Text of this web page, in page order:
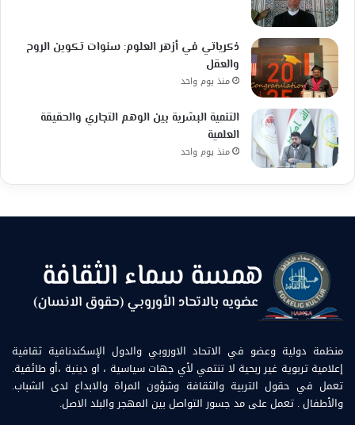
ذكرياتي في أزهر العلوم: سنوات تكوين الروح
والعقل
منذ يوم واحد
التنمية البشرية بين الوهم التجاري والحقيقة
العلمية
منذ يوم واحد
منظمة دولية وعضو في الاتحاد الاوروبي والدول الإسكندنافية ثقافية
إعلامية تربوية غير ربحية لا تنتمي لأي جهات سياسية ، او دينية ،أو طائفية.
تعمل في حقول التربية والثقافة وشؤون المراة والابداع لدى الشباب.
والأطفال . تعمل على مد جسور التواصل بين المهجر والبلد الاصل.